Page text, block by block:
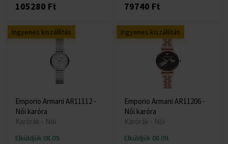
105280 Ft 79740 Ft
Ingyenes kiszállítás
Emporio Armani AR11112 -
Női karóra
Karórák - Női
Elküldjük 08.09.
Ingyenes kiszállítás
Emporio Armani AR11206 -
Női karóra
Karórák - Női
Elküldjük 08.09.